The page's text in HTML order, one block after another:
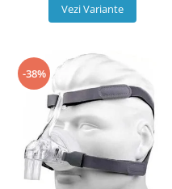
Vezi Variante
-38%